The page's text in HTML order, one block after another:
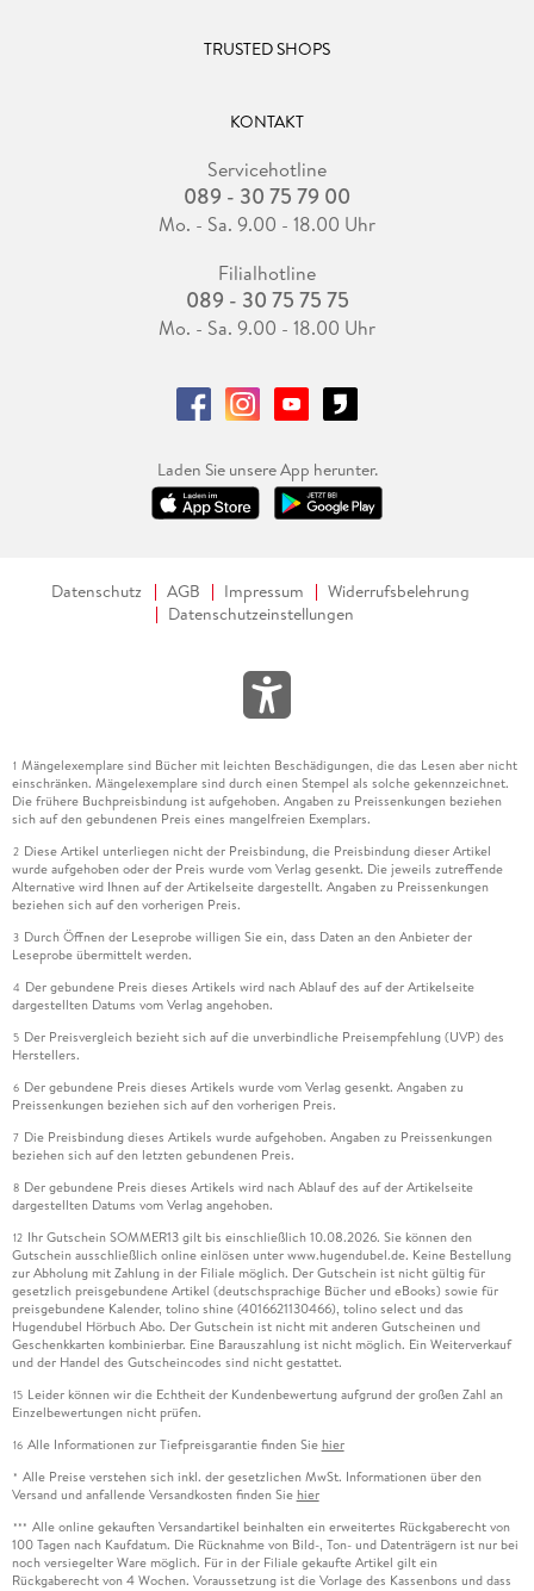
TRUSTED SHOPS
KONTAKT
Servicehotline
089 - 30 75 79 00
Mo. - Sa. 9.00 - 18.00 Uhr
Filialhotline
089 - 30 75 75 75
Mo. - Sa. 9.00 - 18.00 Uhr
Laden Sie unsere App herunter.
Datenschutz AGB Impressum
Widerrufsbelehrung
Datenschutzeinstellungen
1 Mängelexemplare sind Bücher mit leichten Beschädigungen, die das Lesen aber nicht
einschränken. Mängelexemplare sind durch einen Stempel als solche gekennzeichnet.
Die frühere Buchpreisbindung ist aufgehoben. Angaben zu Preissenkungen beziehen
sich auf den gebundenen Preis eines mangelfreien Exemplars.
2 Diese Artikel unterliegen nicht der Preisbindung, die Preisbindung dieser Artikel
wurde aufgehoben oder der Preis wurde vom Verlag gesenkt. Die jeweils zutreffende
Alternative wird Ihnen auf der Artikelseite dargestellt. Angaben zu Preissenkungen
beziehen sich auf den vorherigen Preis.
3 Durch Öffnen der Leseprobe willigen Sie ein, dass Daten an den Anbieter der
Leseprobe übermittelt werden.
4 Der gebundene Preis dieses Artikels wird nach Ablauf des auf der Artikelseite
dargestellten Datums vom Verlag angehoben.
5 Der Preisvergleich bezieht sich auf die unverbindliche Preisempfehlung (UVP) des
Herstellers.
6 Der gebundene Preis dieses Artikels wurde vom Verlag gesenkt. Angaben zu
Preissenkungen beziehen sich auf den vorherigen Preis.
7 Die Preisbindung dieses Artikels wurde aufgehoben. Angaben zu Preissenkungen
beziehen sich auf den letzten gebundenen Preis.
8 Der gebundene Preis dieses Artikels wird nach Ablauf des auf der Artikelseite
dargestellten Datums vom Verlag angehoben.
12 Ihr Gutschein SOMMER13 gilt bis einschließlich 10.08.2026. Sie können den
Gutschein ausschließlich online einlösen unter www.hugendubel.de. Keine Bestellung
zur Abholung mit Zahlung in der Filiale möglich. Der Gutschein ist nicht gültig für
gesetzlich preisgebundene Artikel (deutschsprachige Bücher und eBooks) sowie für
preisgebundene Kalender, tolino shine (4016621130466), tolino select und das
Hugendubel Hörbuch Abo. Der Gutschein ist nicht mit anderen Gutscheinen und
Geschenkkarten kombinierbar. Eine Barauszahlung ist nicht möglich. Ein Weiterverkauf
und der Handel des Gutscheincodes sind nicht gestattet.
15 Leider können wir die Echtheit der Kundenbewertung aufgrund der großen Zahl an
Einzelbewertungen nicht prüfen.
16 Alle Informationen zur Tiefpreisgarantie finden Sie hier
* Alle Preise verstehen sich inkl. der gesetzlichen MwSt. Informationen über den
Versand und anfallende Versandkosten finden Sie hier
*** Alle online gekauften Versandartikel beinhalten ein erweitertes Rückgaberecht von
100 Tagen nach Kaufdatum. Die Rücknahme von Bild-, Ton- und Datenträgern ist nur bei
noch versiegelter Ware möglich. Für in der Filiale gekaufte Artikel gilt ein
Rückgaberecht von 4 Wochen. Voraussetzung ist die Vorlage des Kassenbons und dass